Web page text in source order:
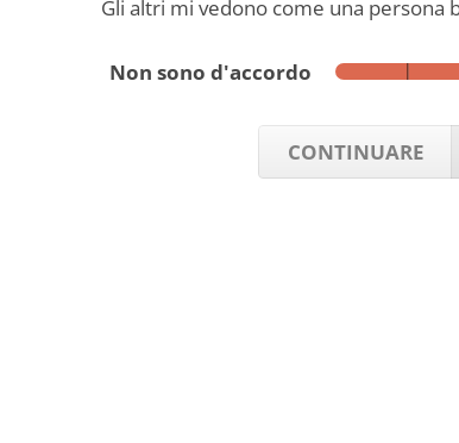
Gli altri mi vedono come una persona
Non sono d'accordo
CONTINUARE